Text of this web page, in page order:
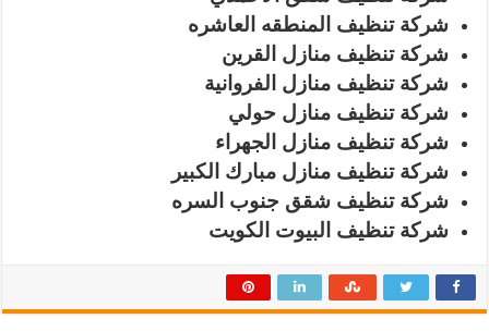
شركة تنظيف المنطقه العاشره
شركة تنظيف منازل القرين
شركة تنظيف منازل الفروانية
شركة تنظيف منازل حولي
شركة تنظيف منازل الجهراء
شركة تنظيف منازل مبارك الكبير
شركة تنظيف شقق جنوب السره
شركة تنظيف البيوت الكويت